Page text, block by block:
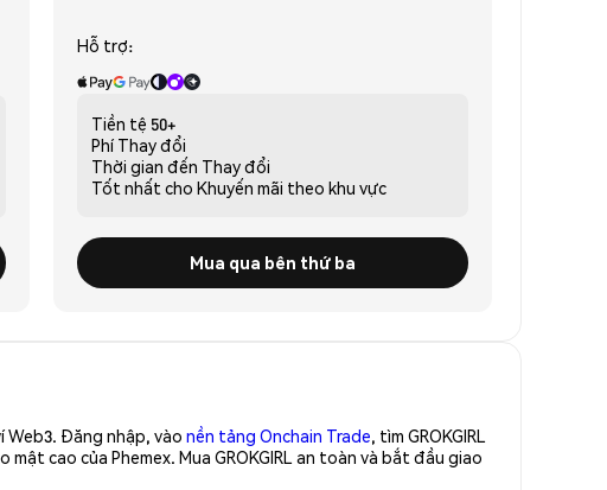
Hỗ trợ:
Tiền tệ 50+
Phí Thay đổi
Thời gian đến Thay đổi
Tốt nhất cho Khuyến mãi theo khu vực
Mua qua bên thứ ba
Web3. Đăng nhập, vào nền tảng Onchain Trade, tìm GROKGIRL
cao của Phemex. Mua GROKGIRL an toàn và bắt đầu giao